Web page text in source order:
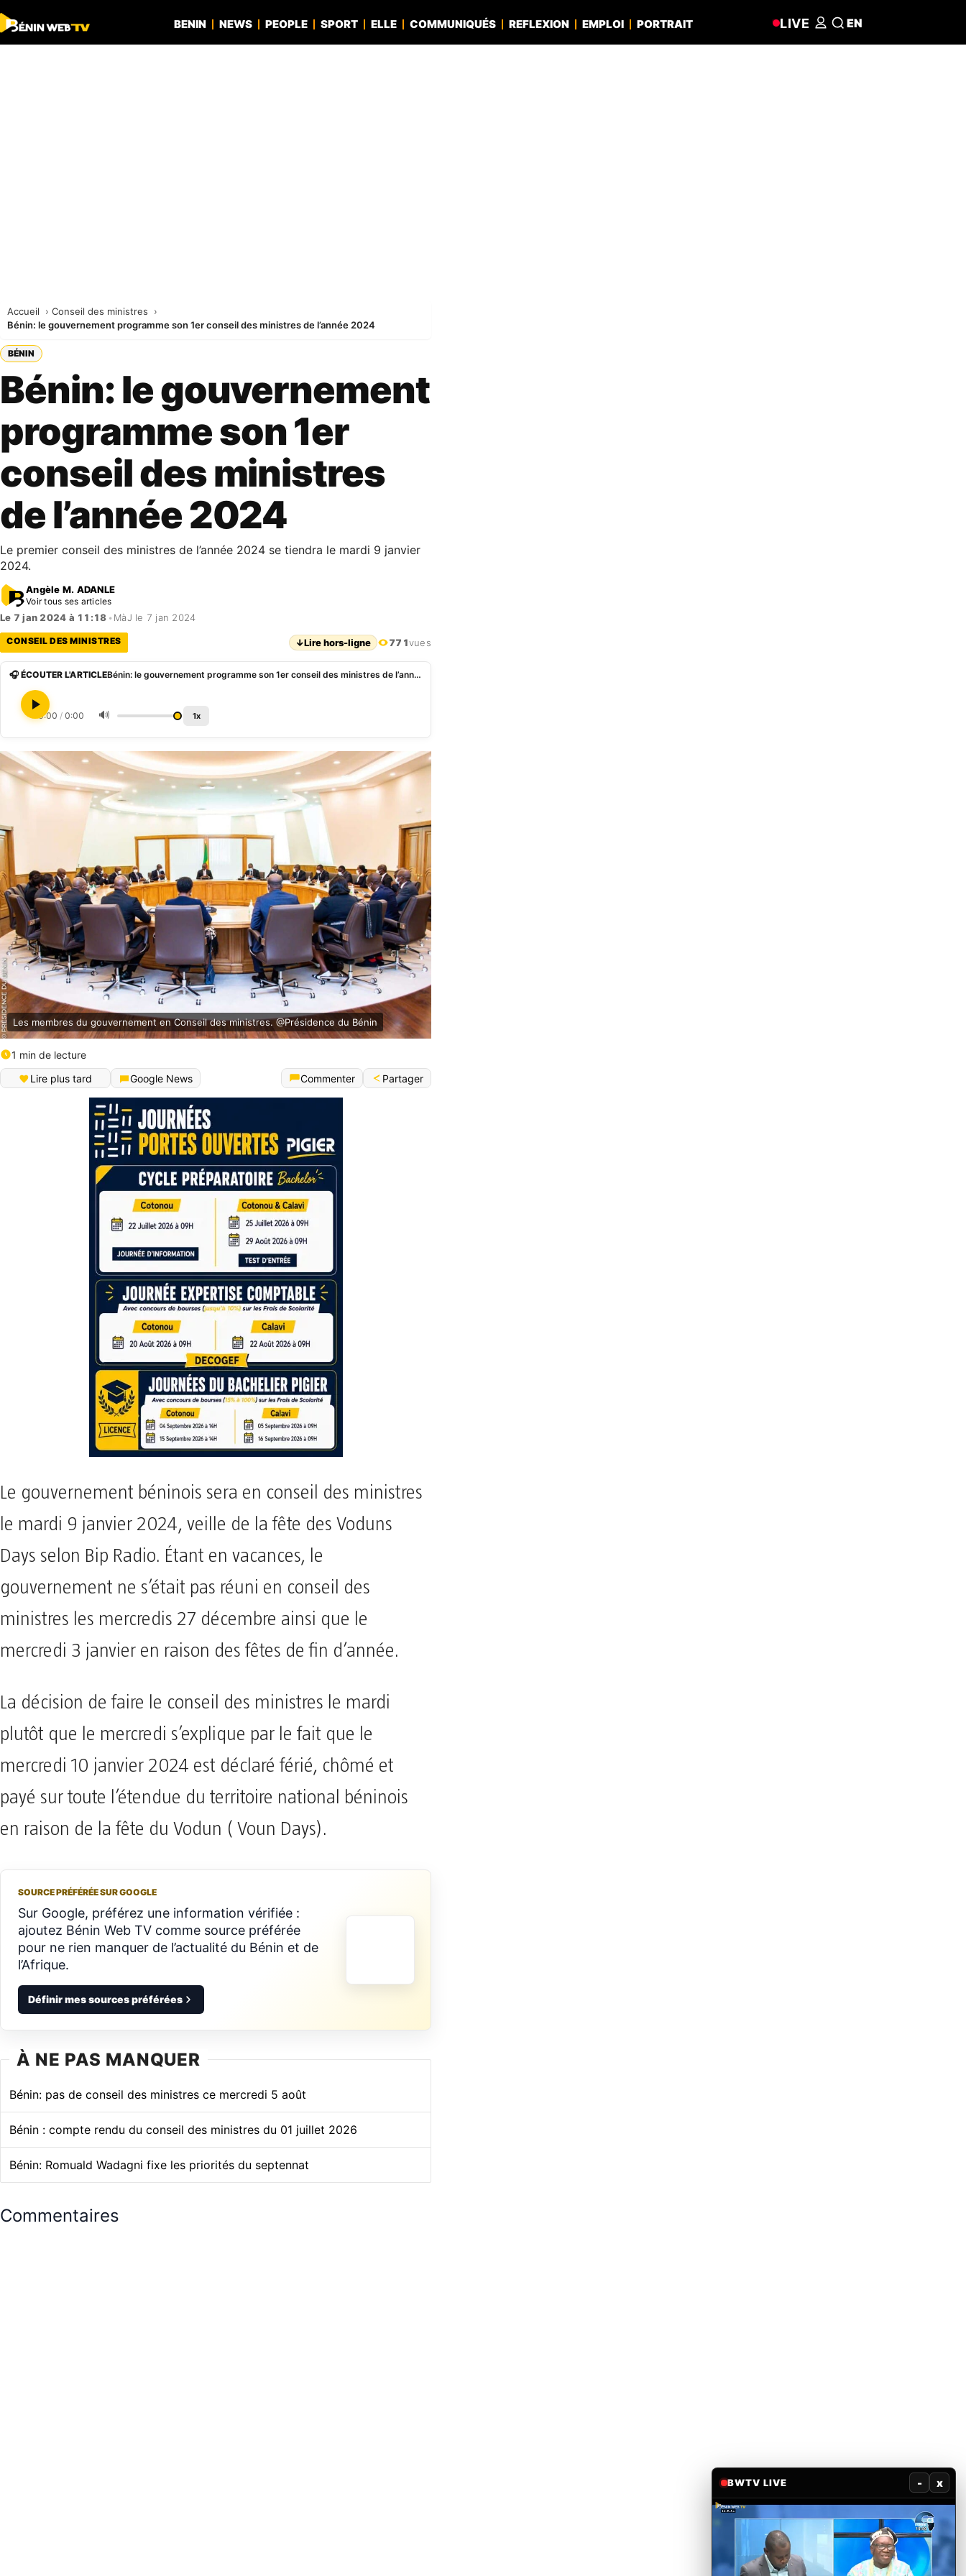
BENIN NEWS PEOPLE SPORT ELLE COMMUNIQUÉS REFLEXION EMPLOI PORTRAIT LIVE EN
Accueil
Conseil des ministres
Bénin: le gouvernement programme son 1er conseil des ministres de l’année 2024
BÉNIN
Bénin: le gouvernement
programme son 1er
conseil des ministres
de l’année 2024
Le premier conseil des ministres de l’année 2024 se tiendra le mardi 9 janvier
2024.
Angèle M. ADANLE
Voir tous ses articles
Le 7 jan 2024 à 11:18 • MàJ le 7 jan 2024
CONSEIL DES MINISTRES ↓Lire hors-ligne 771vues
🎧 ÉCOUTER L'ARTICLE Bénin: le gouvernement programme son 1er conseil des ministres de l’année 2024
0:00 / 0:00 🔊 1x
Les membres du gouvernement en Conseil des ministres. @Présidence du Bénin
1 min de lecture
Lire plus tard
Google News Commenter Partager
Le gouvernement béninois sera en conseil des ministres
le mardi 9 janvier 2024, veille de la fête des Voduns
Days selon Bip Radio. Étant en vacances, le
gouvernement ne s’était pas réuni en conseil des
ministres les mercredis 27 décembre ainsi que le
mercredi 3 janvier en raison des fêtes de fin d’année.
La décision de faire le conseil des ministres le mardi
plutôt que le mercredi s’explique par le fait que le
mercredi 10 janvier 2024 est déclaré férié, chômé et
payé sur toute l’étendue du territoire national béninois
en raison de la fête du Vodun ( Voun Days).
SOURCE PRÉFÉRÉE SUR GOOGLE
Sur Google, préférez une information vérifiée :
ajoutez Bénin Web TV comme source préférée
pour ne rien manquer de l’actualité du Bénin et de
l’Afrique.
Définir mes sources préférées
À NE PAS MANQUER
Bénin: pas de conseil des ministres ce mercredi 5 août
Bénin : compte rendu du conseil des ministres du 01 juillet 2026
Bénin: Romuald Wadagni fixe les priorités du septennat
Commentaires
BWTV LIVE - x